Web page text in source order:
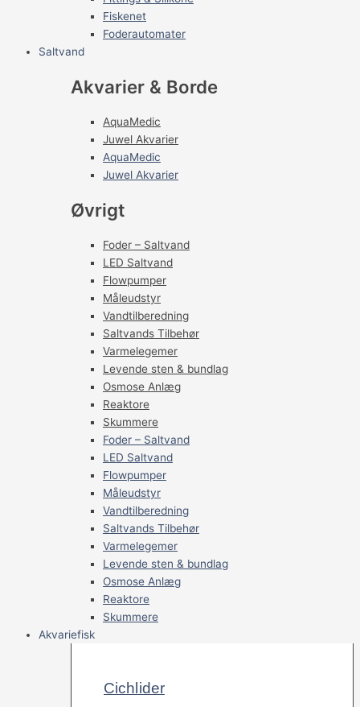
Fiskenet
Foderautomater
Saltvand
Akvarier & Borde
AquaMedic
Juwel Akvarier
AquaMedic
Juwel Akvarier
Øvrigt
Foder – Saltvand
LED Saltvand
Flowpumper
Måleudstyr
Vandtilberedning
Saltvands Tilbehør
Varmelegemer
Levende sten & bundlag
Osmose Anlæg
Reaktore
Skummere
Foder – Saltvand
LED Saltvand
Flowpumper
Måleudstyr
Vandtilberedning
Saltvands Tilbehør
Varmelegemer
Levende sten & bundlag
Osmose Anlæg
Reaktore
Skummere
Akvariefisk
Cichlider